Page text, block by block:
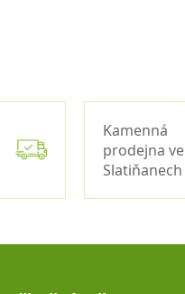
Kamenná
prodejna ve
Slatiňanech